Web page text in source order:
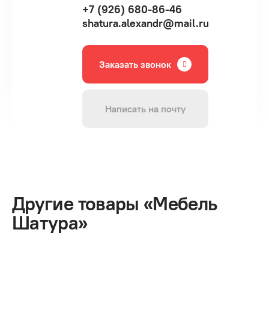
+7 (926) 680-86-46
shatura.alexandr@mail.ru
Заказать звонок
Написать на почту
Другие товары «Мебель
Шатура»